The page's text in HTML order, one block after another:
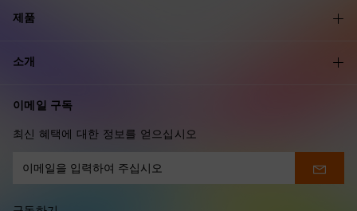
제품
소개
이메일 구독
최신 혜택에 대한 정보를 얻으십시오